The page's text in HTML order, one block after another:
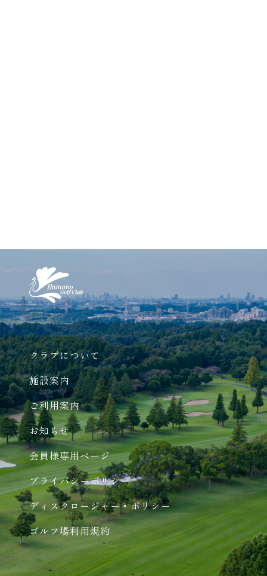
クラブについて
施設案内
ご利用案内
お知らせ
会員様専用ページ
プライバシーポリシー
ディスクロージャー・ポリシー
ゴルフ場利用規約